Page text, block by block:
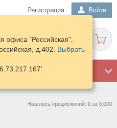
Регистрация Войти
офиса "Российская",
д.402. Выбрать
Нашлось предложений: 0 за 0.000